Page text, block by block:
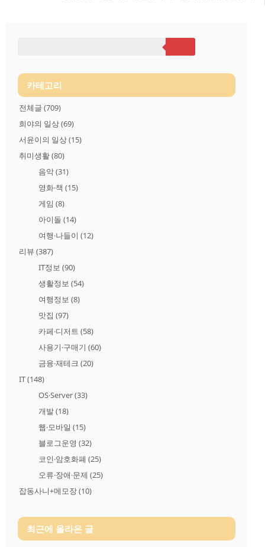
나니 이제는 손으로도 안 돌아간다. 딱히 충격을 준 것도 없고 쓰
러트린 것도 아닌데 이렇게 고장 날 수가 있나.. 어디 축이 휘었
나... 등등 이런저런 고장 원인을 생각해보며 '잘 되었다'. 이 참에
카테고리
전체글 (709)
희야의 일상(69)
서윤이의 일상(15)
취미생활(80)
음악(31)
영화·책 (15)
게임 (8)
아이돌 (14)
여행·나들이 (12)
리뷰 (387)
IT정보 (90)
생활정보 (54)
여행정보 (8)
맛집 (97)
카페·디저트 (58)
사용기·구매기 (60)
금융·재테크 (20)
IT(148)
OS·Server(33)
개발(18)
웹·모바일 (15)
블로그운영 (32)
코인·암호화폐 (25)
오류·장애·문제 (25)
잡동사니+메모장(10)
최근에 올라온 글